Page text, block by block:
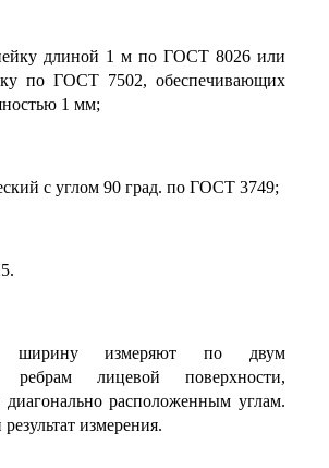
длиной 1 м по ГОСТ 8026 или
по ГОСТ 7502, обеспечивающих
1 мм;
с углом 90 град. по ГОСТ 3749;
измеряют по двум
ребрам лицевой поверхности,
расположенным углам.
измерения.